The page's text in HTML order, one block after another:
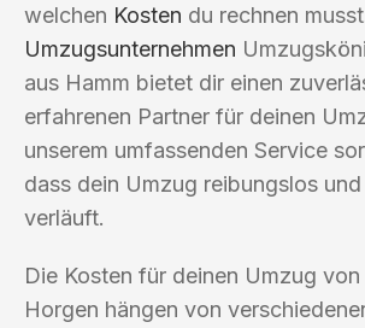
welchen Kosten du rechnen
Umzugsunternehmen
aus Hamm bietet dir einen
erfahrenen Partner für deinen
unserem umfassenden Service
dass dein Umzug reibungslos
verläuft.
Die Kosten für deinen Umzug
Horgen hängen von